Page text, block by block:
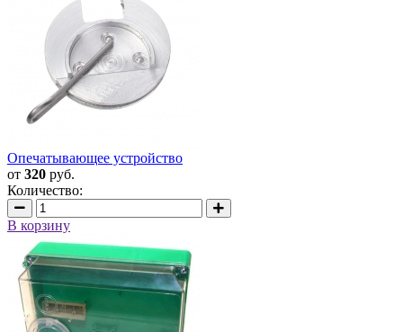
Опечатывающее устройство
от 320 руб.
Количество:
В корзину